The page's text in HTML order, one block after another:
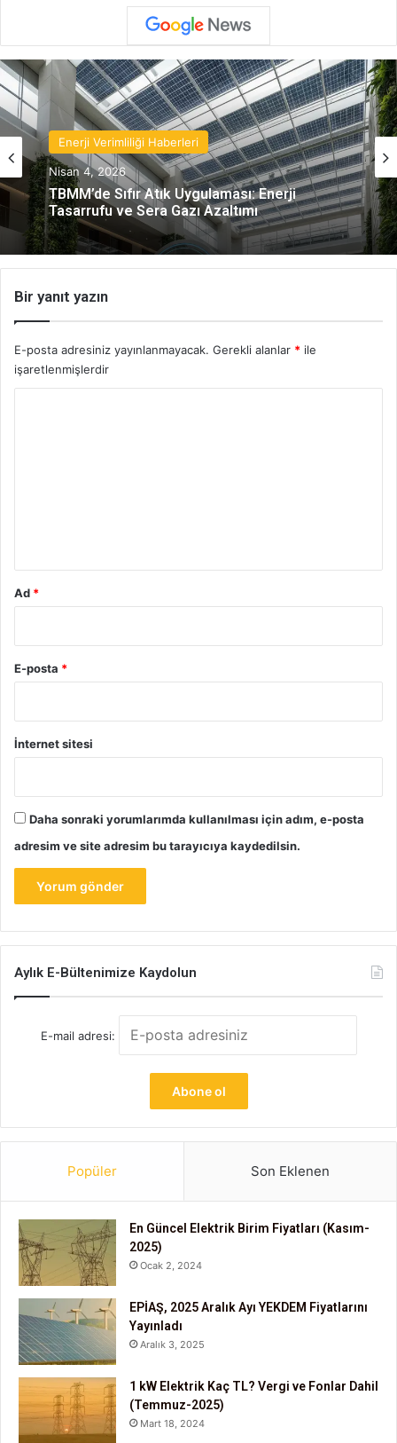
Enerji Verimliliği Haberleri
Nisan 4, 2026
TBMM’de Sıfır Atık Uygulaması: Enerji
Tasarrufu ve Sera Gazı Azaltımı
Bir yanıt yazın
E-posta adresiniz yayınlanmayacak. Gerekli alanlar * ile
işaretlenmişlerdir
Ad *
E-posta *
İnternet sitesi
Daha sonraki yorumlarımda kullanılması için adım, e-posta
adresim ve site adresim bu tarayıcıya kaydedilsin.
Aylık E-Bültenimize Kaydolun
E-mail adresi:
Popüler Son Eklenen
En Güncel Elektrik Birim Fiyatları (Kasım-
2025)
Ocak 2, 2024
EPİAŞ, 2025 Aralık Ayı YEKDEM Fiyatlarını
Yayınladı
Aralık 3, 2025
1 kW Elektrik Kaç TL? Vergi ve Fonlar Dahil
(Temmuz-2025)
Mart 18, 2024